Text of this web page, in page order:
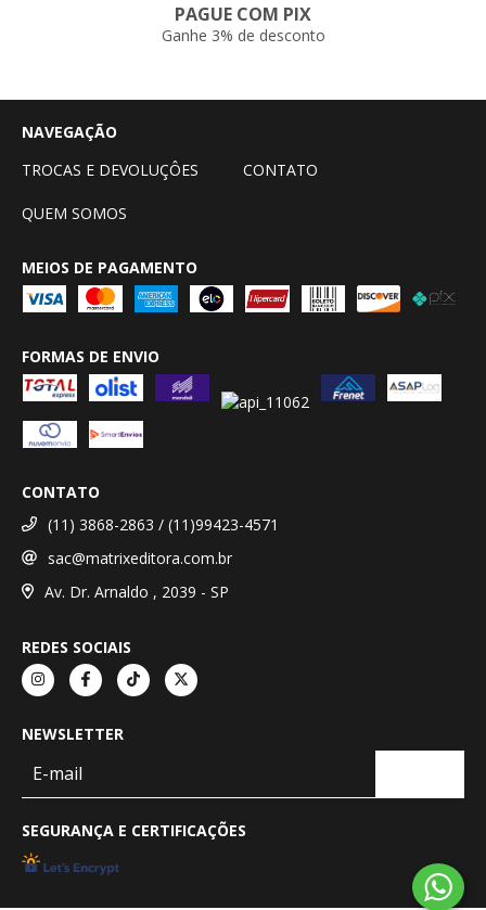
PAGUE COM PIX
Ganhe 3% de desconto
NAVEGAÇÃO
TROCAS E DEVOLUÇÔES
CONTATO
QUEM SOMOS
MEIOS DE PAGAMENTO
FORMAS DE ENVIO
CONTATO
(11) 3868-2863 / (11)99423-4571
sac@matrixeditora.com.br
Av. Dr. Arnaldo , 2039 - SP
REDES SOCIAIS
NEWSLETTER
SEGURANÇA E CERTIFICAÇÕES